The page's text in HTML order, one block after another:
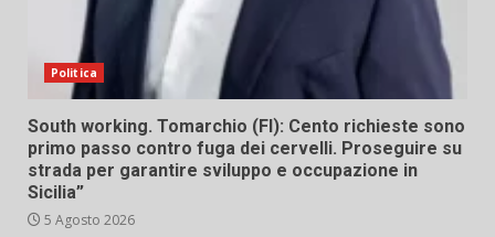
Politica
South working. Tomarchio (FI): Cento richieste sono
primo passo contro fuga dei cervelli. Proseguire su
strada per garantire sviluppo e occupazione in
Sicilia”
5 Agosto 2026